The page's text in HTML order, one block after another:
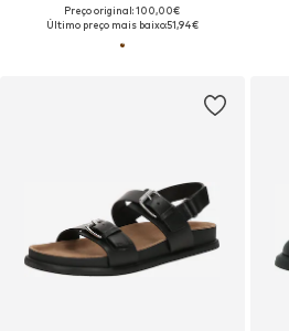
Preço original: 100,00€
Último preço mais baixo:51,94€